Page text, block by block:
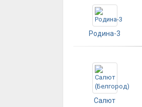
Родина-3
Салют